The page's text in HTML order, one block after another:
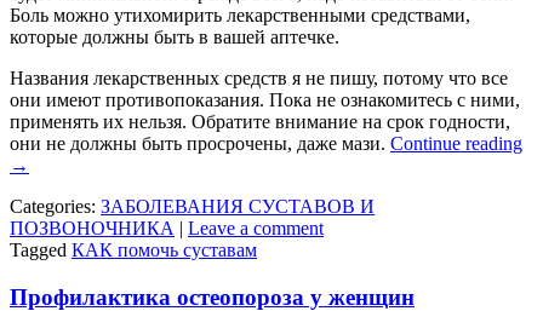
Боль можно утихомирить лекарственными средствами,
которые должны быть в вашей аптечке.
Названия лекарственных средств я не пишу, потому что все
они имеют противопоказания. Пока не ознакомитесь с ними,
применять их нельзя. Обратите внимание на срок годности,
они не должны быть просрочены, даже мази. Continue reading
→
Categories: ЗАБОЛЕВАНИЯ СУСТАВОВ И
ПОЗВОНОЧНИКА | Leave a comment
Tagged КАК помочь суставам
Профилактика остеопороза у женщин